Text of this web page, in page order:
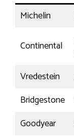
Michelin
Continental
Vredestein
Bridgestone
Goodyear